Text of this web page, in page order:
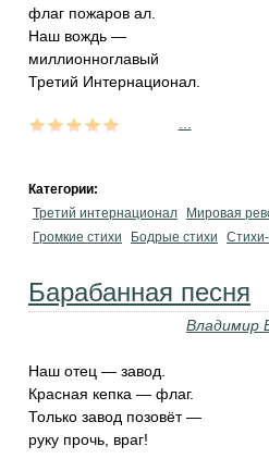
флаг пожаров ал.
Наш вождь —
миллионноглавый
Третий Интернационал.
Категории:
Третий интернационал
Мировая
Громкие стихи
Бодрые стихи
Барабанная песня
Владимир
Наш отец — завод.
Красная кепка — флаг.
Только завод позовёт —
руку прочь, враг!